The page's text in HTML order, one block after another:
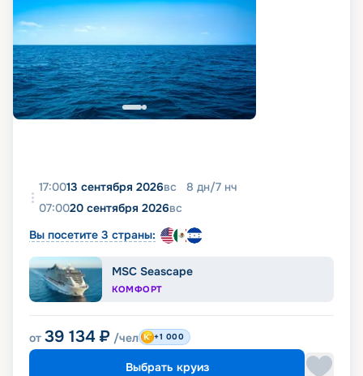
17:0013 сентября 2026вс 8 дн/7 нч
07:0020 сентября 2026вс
Вы посетите 3 страны:
MSC Seascape
КОМФОРТ
от 39 134 ₽ /чел +1 000
Выбрать круиз